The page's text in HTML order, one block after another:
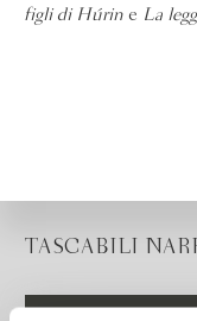
figli di Húrin e La
TASCABILI